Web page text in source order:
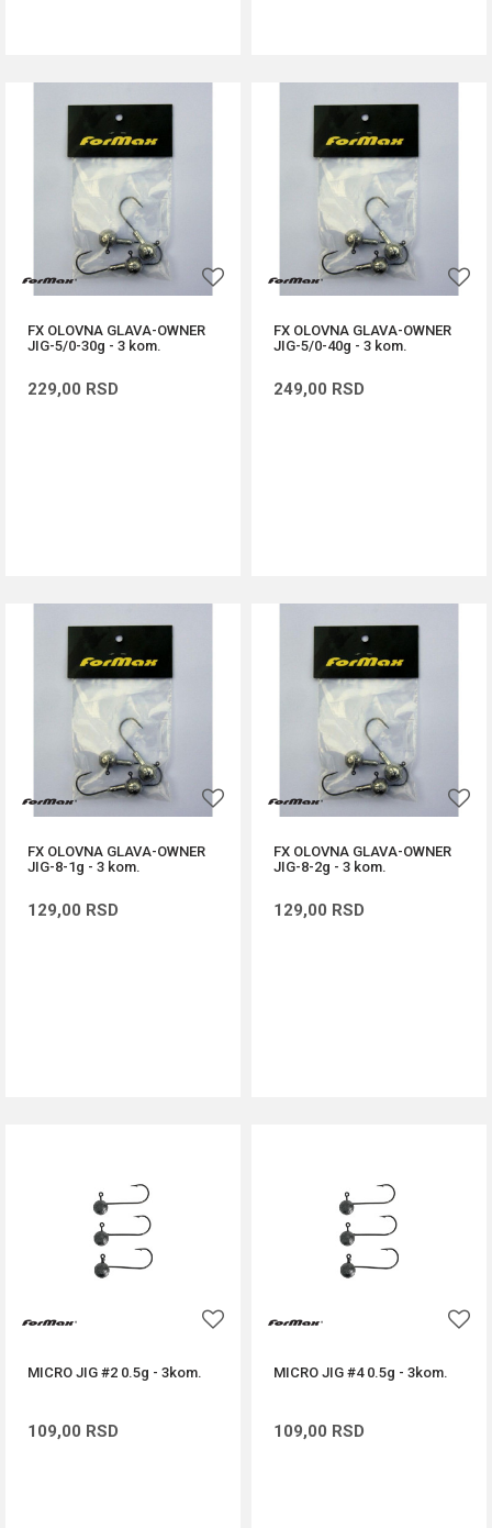
FX OLOVNA GLAVA-OWNER
JIG-5/0-30g - 3 kom.
229,00 RSD
FX OLOVNA GLAVA-OWNER
JIG-5/0-40g - 3 kom.
249,00 RSD
FX OLOVNA GLAVA-OWNER
JIG-8-1g - 3 kom.
129,00 RSD
FX OLOVNA GLAVA-OWNER
JIG-8-2g - 3 kom.
129,00 RSD
MICRO JIG #2 0.5g - 3kom.
109,00 RSD
MICRO JIG #4 0.5g - 3kom.
109,00 RSD